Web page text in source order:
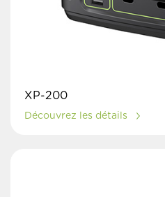
XP-200
Découvrez les détails